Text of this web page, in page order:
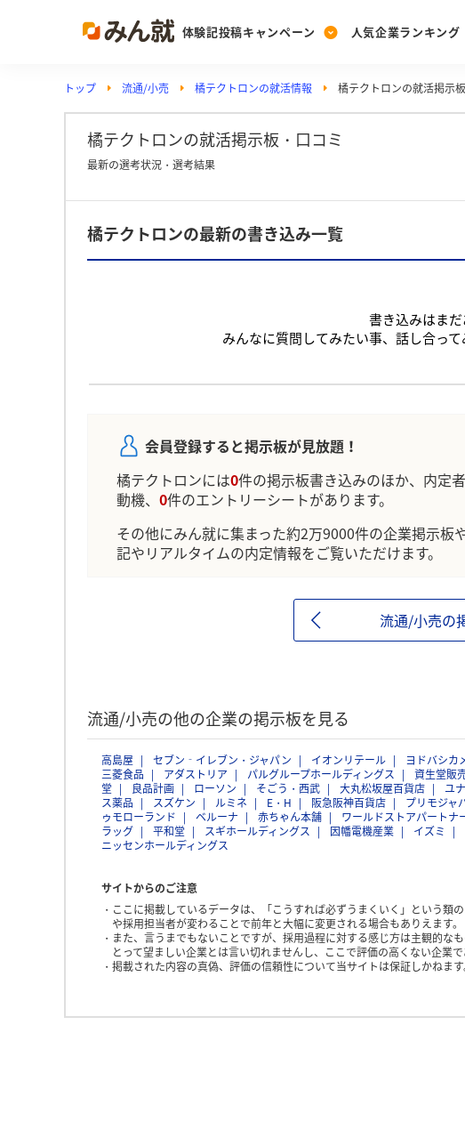
体験記投稿キャンペーン
Post
投稿する
人気企業ランキング
Ranking
ランキングを見る
Vote
投票する
PickUp
注目の企業特集
動画で知ろう！業界・企業研究
トップ 流通/小売 橘テクトロンの就活情報 橘テクトロンの就活掲示板
橘テクトロンの就活掲示板・口コミ
最新の選考状況・選考結果
橘テクトロンの最新の書き込み一覧
書き込みはまだ
みんなに質問してみたい事、話し合っ
会員登録すると掲示板が見放題！
橘テクトロンには0件の掲示板書き込みのほか、内定
動機、 0件のエントリーシートがあります。
その他にみん就に集まった約2万9000件の企業掲示
記やリアルタイムの内定情報をご覧いただけます。
流通/小売の
流通/小売の他の企業の掲示板を見る
高島屋 セブン‐イレブン・ジャパン イオンリテール ヨドバシカ
三菱食品
アダストリア パルグループホールディングス 資生堂販
堂
良品計画 ローソン そごう・西武 大丸松坂屋百貨店 ユ
ス薬品
スズケン ルミネ E・H 阪急阪神百貨店 プリモジャ
ゥモローランド
ベルーナ 赤ちゃん本舗 ワールドストアパートナ
ラッグ
平和堂 スギホールディングス 因幡電機産業 イズミ
ニッセンホールディングス
サイトからのご注意
ここに掲載しているデータは、「こうすれば必ずうまくいく」という類
や採用担当者が変わることで前年と大幅に変更される場合もありえます。
また、言うまでもないことですが、採用過程に対する感じ方は主観的な
とって望ましい企業とは言い切れませんし、ここで評価の高くない企業
掲載された内容の真偽、評価の信頼性について当サイトは保証しかねま